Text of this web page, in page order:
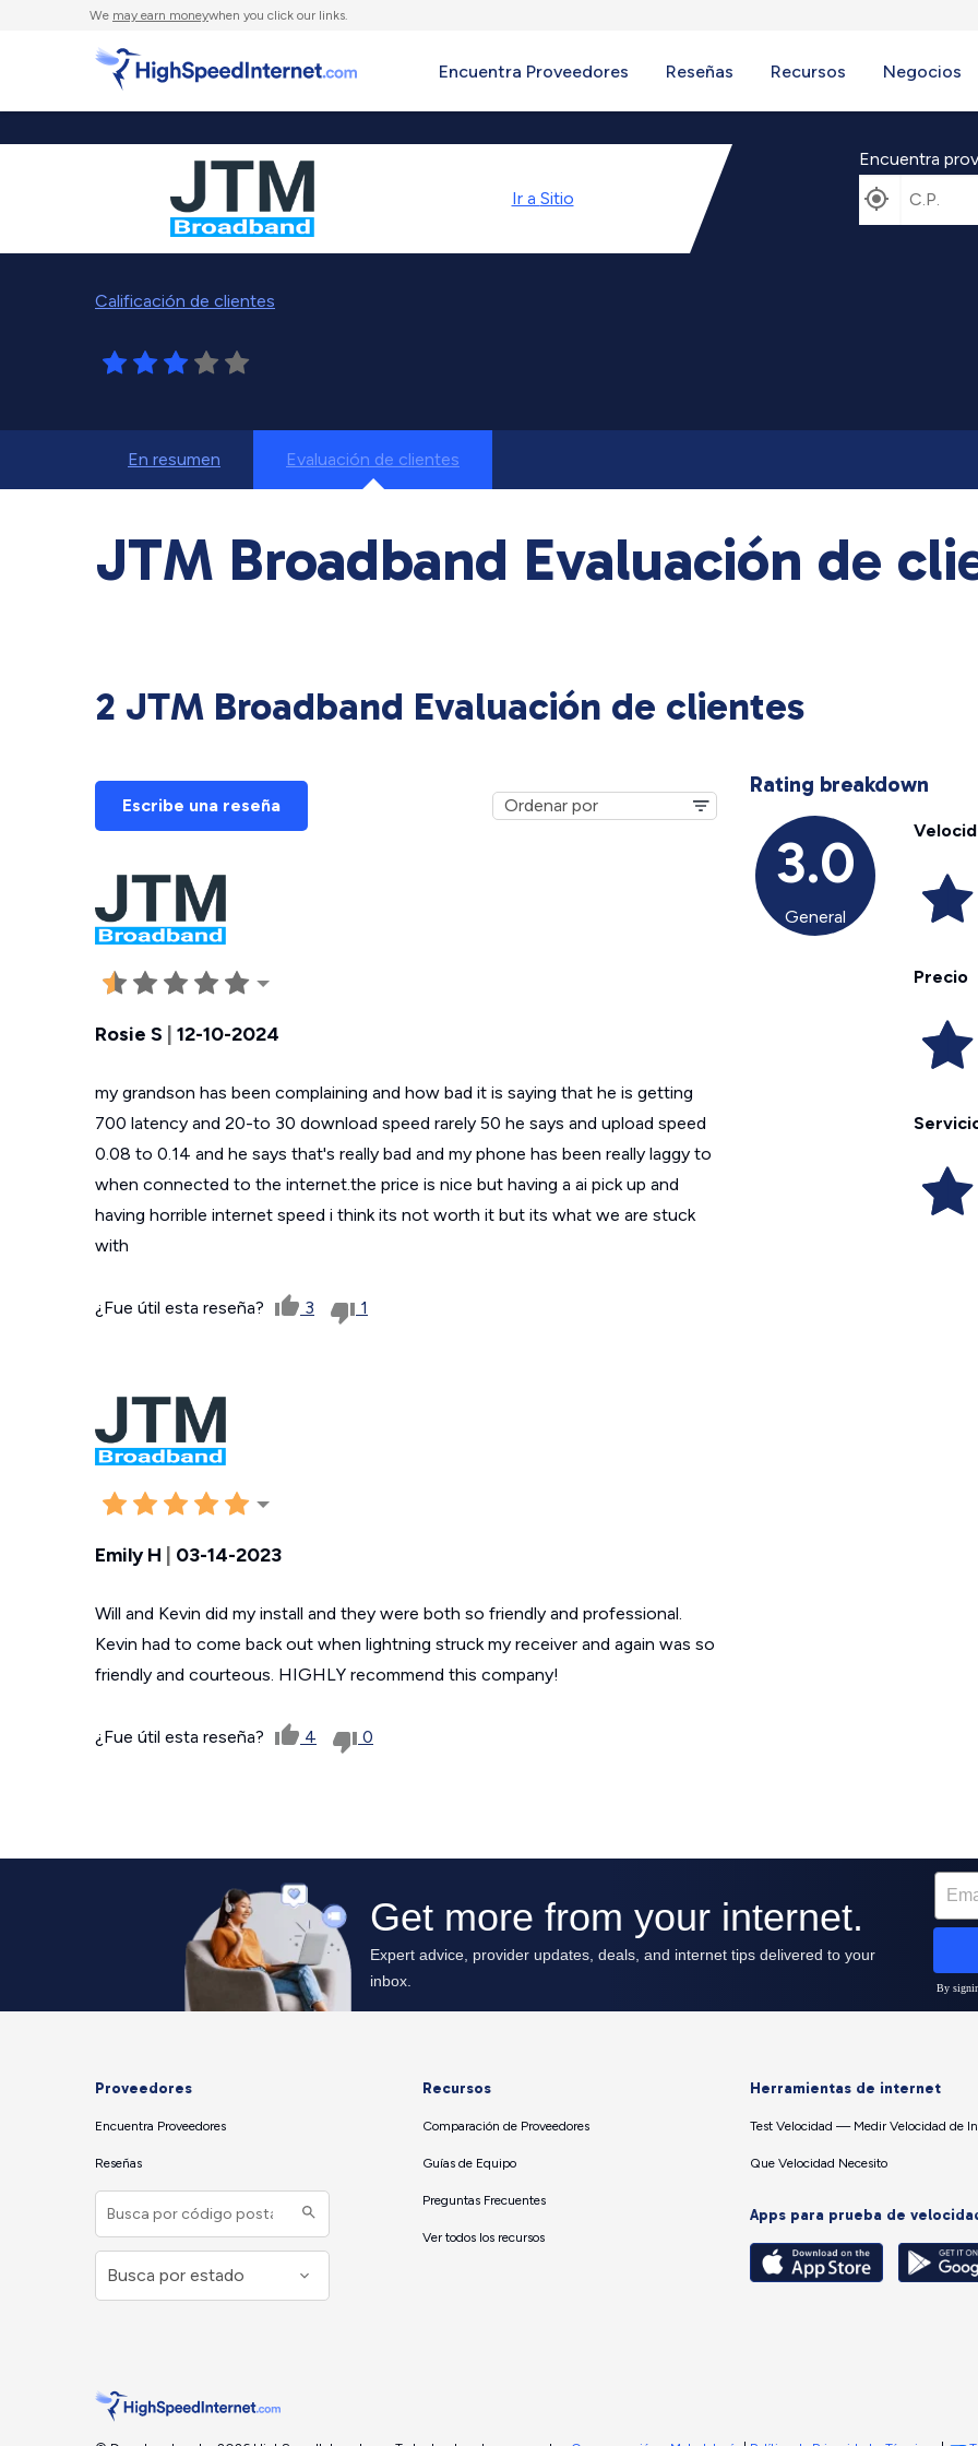
We may earn moneywhen you click our links.
Encuentra Proveedores Reseñas Recursos Negocios
Ir a Sitio
Calificación de clientes
Encuentra
En resumen Evaluación de clientes
JTM Broadband Evaluación de
2 JTM Broadband Evaluación de clientes
Rating breakdown
3.0
General
Precio
Escribe una reseña
Rosie S | 12-10-2024
my grandson has been complaining and how bad it is saying that he is getting
700 latency and 20-to 30 download speed rarely 50 he says and upload speed
0.08 to 0.14 and he says that's really bad and my phone has been really laggy to
when connected to the internet.the price is nice but having a ai pick up and
having horrible internet speed i think its not worth it but its what we are stuck
with
¿Fue útil esta reseña? 3 1
Emily H 03-14-2023
Will and Kevin did my install and they were both so friendly and professional.
Kevin had to come back out when lightning struck my receiver and again was so
friendly and courteous. HIGHLY recommend this company!
¿Fue útil esta reseña? 4 0
Proveedores
Encuentra Proveedores
Reseñas
Recursos
Comparación de Proveedores
Guías de Equipo
Preguntas Frecuentes
Ver todos los recursos
Herramientas de internet
Test Velocidad — Medir Velocidad de
Que Velocidad Necesito
Apps para prueba de